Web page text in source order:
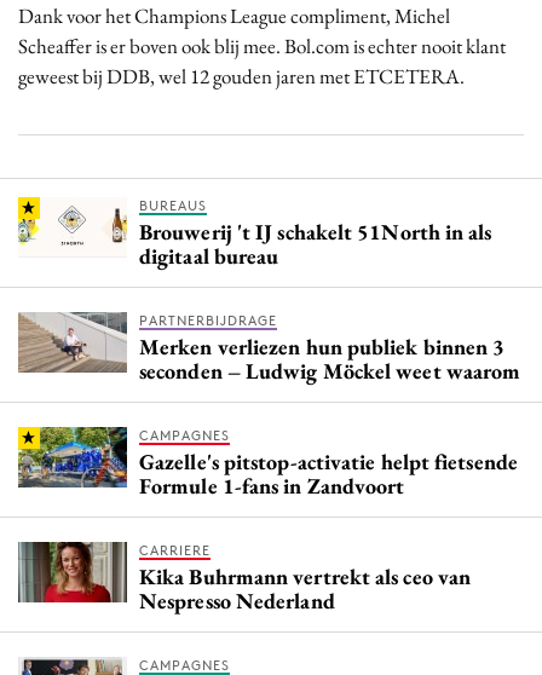
Dank voor het Champions League compliment, Michel
Scheaffer is er boven ook blij mee. Bol.com is echter nooit klant
geweest bij DDB, wel 12 gouden jaren met ETCETERA.
BUREAUS
Brouwerij 't IJ schakelt 51North in als
digitaal bureau
PARTNERBIJDRAGE
Merken verliezen hun publiek binnen 3
seconden – Ludwig Möckel weet waarom
CAMPAGNES
Gazelle's pitstop-activatie helpt fietsende
Formule 1-fans in Zandvoort
CARRIERE
Kika Buhrmann vertrekt als ceo van
Nespresso Nederland
CAMPAGNES